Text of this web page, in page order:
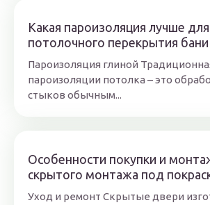
Какая пароизоляция лучше
потолочного перекрытия бани
Пароизоляция глиной
пароизоляции потолка – это
стыков обычным...
Особенности покупки и
скрытого монтажа под
Уход и ремонт Скрытые двери